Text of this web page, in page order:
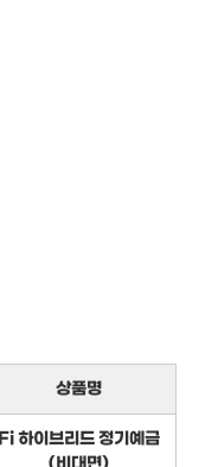
상품명
Fi 하이브리드 정기예금